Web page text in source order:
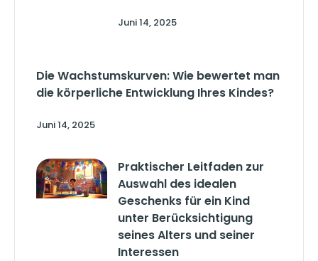
Juni 14, 2025
Die Wachstumskurven: Wie bewertet man
die körperliche Entwicklung Ihres Kindes?
Juni 14, 2025
Praktischer Leitfaden zur
Auswahl des idealen
Geschenks für ein Kind
unter Berücksichtigung
seines Alters und seiner
Interessen